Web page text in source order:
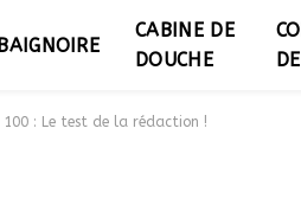
CABINE DE
DOUCHE
100 : Le test de la rédaction !